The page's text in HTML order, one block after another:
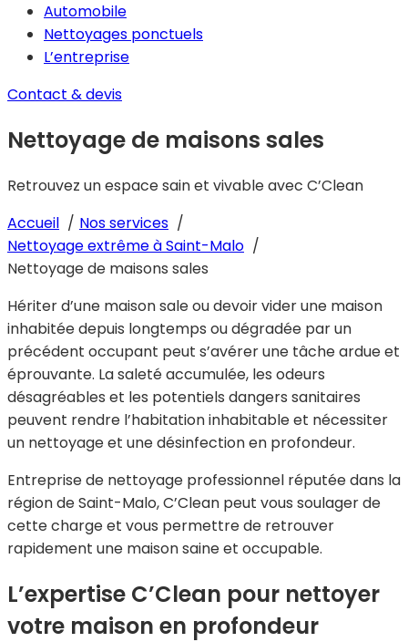
Automobile
Nettoyages ponctuels
L’entreprise
Contact & devis
Nettoyage de maisons sales
Retrouvez un espace sain et vivable avec C’Clean
Accueil
Nos services
Nettoyage extrême à Saint-Malo
Nettoyage de maisons sales
Hériter d’une maison sale ou devoir vider une maison
inhabitée depuis longtemps ou dégradée par un
précédent occupant peut s’avérer une tâche ardue et
éprouvante. La saleté accumulée, les odeurs
désagréables et les potentiels dangers sanitaires
peuvent rendre l’habitation inhabitable et nécessiter
un nettoyage et une désinfection en profondeur.
Entreprise de nettoyage professionnel réputée dans la
région de Saint-Malo, C’Clean peut vous soulager de
cette charge et vous permettre de retrouver
rapidement une maison saine et occupable.
L’expertise C’Clean pour nettoyer
votre maison en profondeur